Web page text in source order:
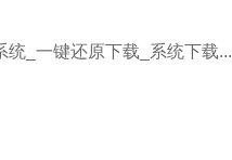
统_一键还原下载_系统下载...